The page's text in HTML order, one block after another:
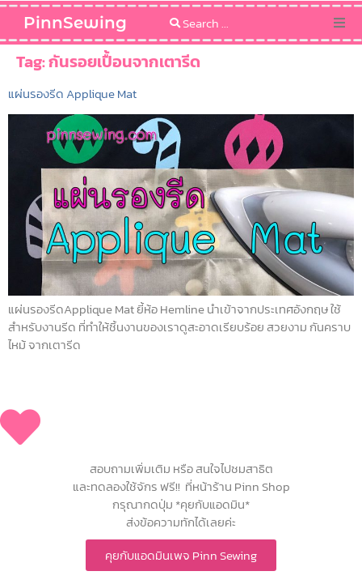
PinnSewing
Sewing Pattern
Tag:กันรอยเปื้อนจากเตารีด
แผ่นรองรีด Applique Mat
แผ่นรองรีดApplique Mat ยี้ห้อ Hemline นำเข้าจากประเทศอังกฤษ ใช้
สำหรับงานรีด ที่ทำให้ชิ้นงานของเราดูสะอาดเรียบร้อย สวยงาม กันคราบ
ไหม้ จากเตารีด
สอบถามเพิ่มเติม หรือ สนใจไปชมสาธิต
และทดลองใช้จักร ฟรี!! ที่หน้าร้าน Pinn Shop
กรุณากดปุ่ม *คุยกับแอดมิน*
ส่งข้อความทักได้เลยค่ะ
คุยกับแอดมินเพจ Pinn Sewing